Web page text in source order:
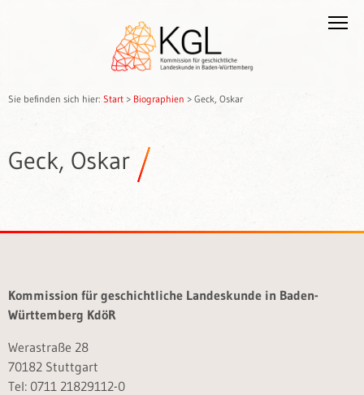
Sie befinden sich hier: Start > Biographien > Geck, Oskar
Geck, Oskar
Kommission für geschichtliche Landeskunde in Baden-
Württemberg KdöR
Werastraße 28
70182 Stuttgart
Tel: 0711 21829112-0